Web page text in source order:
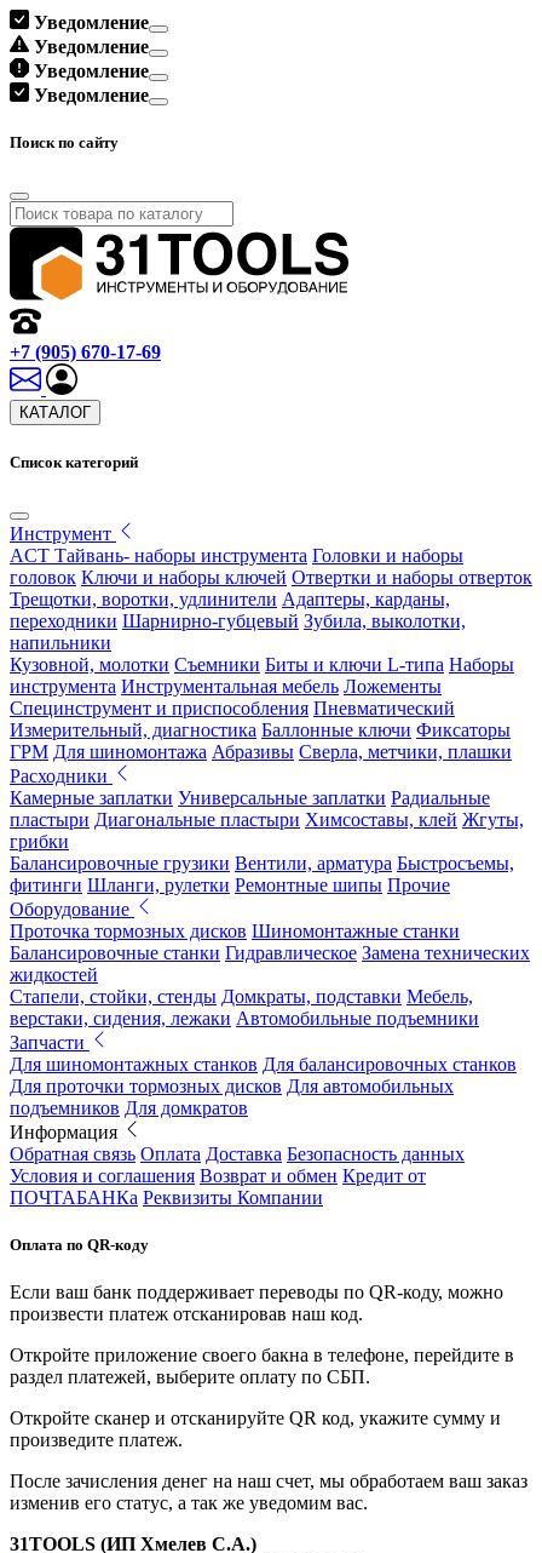
Уведомление
Уведомление
Уведомление
Уведомление
Поиск по сайту
+7 (905) 670-17-69
КАТАЛОГ
Список категорий
Инструмент
ACT Тайвань- наборы инструмента Головки и наборы
головок Ключи и наборы ключей Отвертки и наборы отверток
Трещотки, воротки, удлинители Адаптеры, карданы,
переходники Шарнирно-губцевый Зубила, выколотки,
напильники
Кузовной, молотки Съемники Биты и ключи L-типа Наборы
инструмента Инструментальная мебель Ложементы
Специнструмент и приспособления Пневматический
Измерительный, диагностика Баллонные ключи Фиксаторы
ГРМ Для шиномонтажа Абразивы Сверла, метчики, плашки
Расходники
Камерные заплатки Универсальные заплатки Радиальные
пластыри Диагональные пластыри Химсоставы, клей Жгуты,
грибки
Балансировочные грузики Вентили, арматура Быстросъемы,
фитинги Шланги, рулетки Ремонтные шипы Прочие
Оборудование
Проточка тормозных дисков Шиномонтажные станки
Балансировочные станки Гидравлическое Замена технических
жидкостей
Стапели, стойки, стенды Домкраты, подставки Мебель,
верстаки, сидения, лежаки Автомобильные подъемники
Запчасти
Для шиномонтажных станков Для балансировочных станков
Для проточки тормозных дисков Для автомобильных
подъемников Для домкратов
Информация
Обратная связь Оплата Доставка Безопасность данных
Условия и соглашения Возврат и обмен Кредит от
ПОЧТАБАНКа Реквизиты Компании
Оплата по QR-коду
Если ваш банк поддерживает переводы по QR-коду, можно
произвести платеж отсканировав наш код.
Откройте приложение своего бакна в телефоне, перейдите в
раздел платежей, выберите оплату по СБП.
Откройте сканер и отсканируйте QR код, укажите сумму и
произведите платеж.
После зачисления денег на наш счет, мы обработаем ваш заказ
изменив его статус, а так же уведомим вас.
31TOOLS (ИП Хмелев С.А.)